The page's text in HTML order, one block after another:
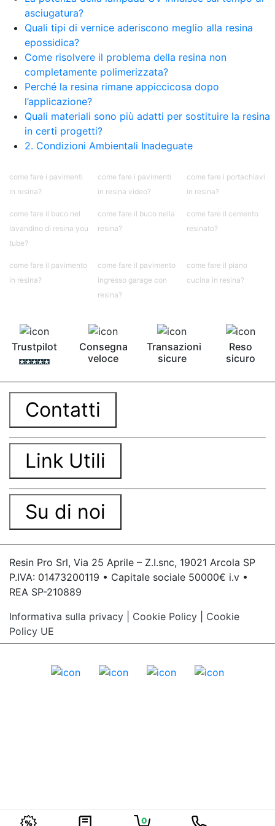
bicomponente Malta epossidica Colla
bicomponente Pavimento epossidico pro e
contro Epossidica Colla epossidica plastica See
asciugatura?
Quali tipi di vernice aderiscono meglio alla resina
epossidica?
Come risolvere il problema della resina non
completamente polimerizzata?
Perché la resina rimane appiccicosa dopo
l’applicazione?
Quali materiali sono più adatti per sostituire la resina
in certi progetti?
2. Condizioni Ambientali Inadeguate
come fare i pavimenti
in resina?
come fare i pavimenti
in resina video?
come fare i portachiavi
in resina?
come fare il buco nel
lavandino di resina you
tube?
come fare il buco nella
resina?
come fare il cemento
resinato?
come fare il pavimento
in resina?
come fare il pavimento
ingresso garage con
resina?
come fare il piano
cucina in resina?
Trustpilot
Consegna
veloce
Transazioni
sicure
Reso
sicuro
Contatti
Link Utili
Su di noi
Resin Pro Srl, Via 25 Aprile – Z.I.snc, 19021 Arcola SP
P.IVA: 01473200119 • Capitale sociale 50000€ i.v •
REA SP-210889
Informativa sulla privacy
Cookie Policy
Cookie
Policy UE
0